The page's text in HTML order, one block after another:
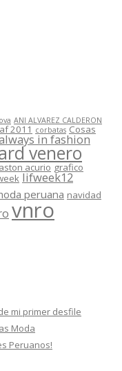
ANI ALVAREZ CALDERON
2011 corbatas Cosas
in fashion
venero
acurio grafico
lifweek12
peruana navidad
vnro
mi primer desfile
Moda
Peruanos!